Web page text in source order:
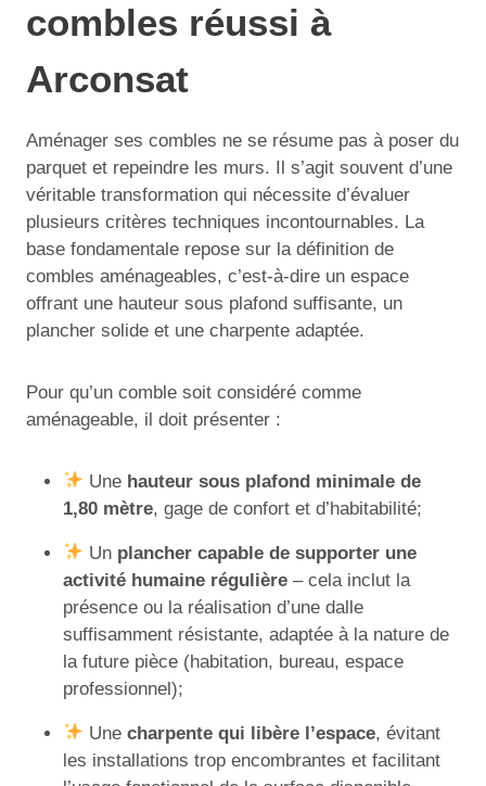
combles réussi à
Arconsat
Aménager ses combles ne se résume pas à poser du
parquet et repeindre les murs. Il s’agit souvent d’une
véritable transformation qui nécessite d’évaluer
plusieurs critères techniques incontournables. La
base fondamentale repose sur la définition de
combles aménageables, c’est-à-dire un espace
offrant une hauteur sous plafond suffisante, un
plancher solide et une charpente adaptée.
Pour qu’un comble soit considéré comme
aménageable, il doit présenter :
Une hauteur sous plafond minimale de
1,80 mètre, gage de confort et d’habitabilité;
Un plancher capable de supporter une
activité humaine régulière – cela inclut la
présence ou la réalisation d’une dalle
suffisamment résistante, adaptée à la nature de
la future pièce (habitation, bureau, espace
professionnel);
Unecharpente qui libère l’espace, évitant
les installations trop encombrantes et facilitant